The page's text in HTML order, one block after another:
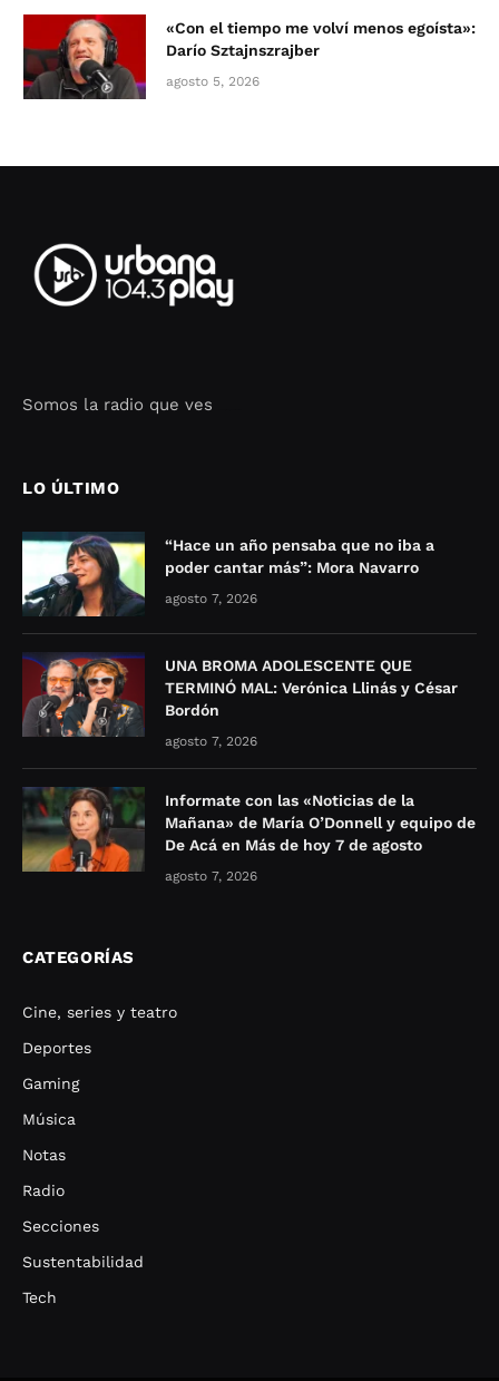
«Con el tiempo me volví menos egoísta»:
Darío Sztajnszrajber
agosto 5, 2026
Somos la radio que ves
LO ÚLTIMO
“Hace un año pensaba que no iba a
poder cantar más”: Mora Navarro
agosto 7, 2026
UNA BROMA ADOLESCENTE QUE
TERMINÓ MAL: Verónica Llinás y César
Bordón
agosto 7, 2026
Informate con las «Noticias de la
Mañana» de María O’Donnell y equipo de
De Acá en Más de hoy 7 de agosto
agosto 7, 2026
CATEGORÍAS
Cine, series y teatro
Deportes
Gaming
Música
Notas
Radio
Secciones
Sustentabilidad
Tech